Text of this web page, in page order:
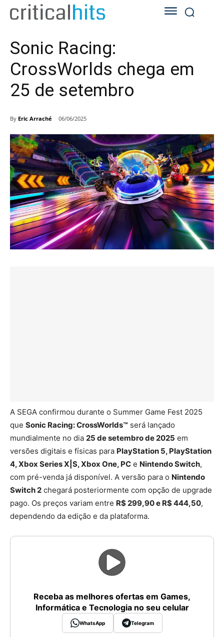
Sonic Racing:
CrossWorlds chega em
25 de setembro
By Eric Arraché 06/06/2025
A SEGA confirmou durante o Summer Game Fest 2025
que Sonic Racing: CrossWorlds™ será lançado
mundialmente no dia 25 de setembro de 2025 em
versões digitais e físicas para PlayStation 5, PlayStation
4, Xbox Series X|S, Xbox One, PC e Nintendo Switch,
com pré-venda já disponível. A versão para o Nintendo
Switch 2 chegará posteriormente com opção de upgrade
pago. Os preços variam entre R$ 299,90 e R$ 444,50,
dependendo da edição e da plataforma.
Receba as melhores ofertas em Games,
Informática e Tecnologia no seu celular
WhatsApp Telegram